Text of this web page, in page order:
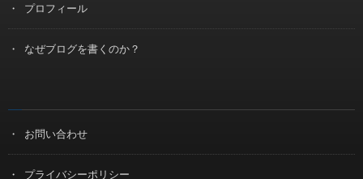
プロフィール
なぜブログを書くのか？
お問い合わせ
プライバシーポリシー